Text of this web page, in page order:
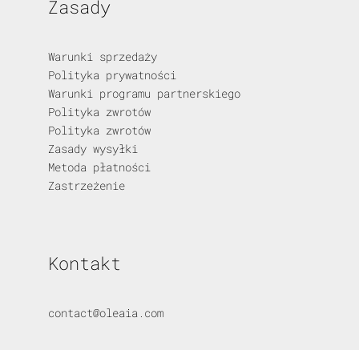
Zasady
Warunki sprzedaży
Polityka prywatności
Warunki programu partnerskiego
Polityka zwrotów
Polityka zwrotów
Zasady wysyłki
Metoda płatności
Zastrzeżenie
Kontakt
contact@oleaia.com